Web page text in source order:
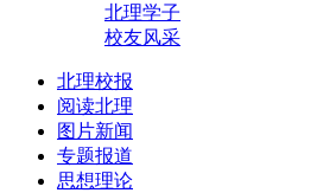
北理学子
校友风采
北理校报
阅读北理
图片新闻
专题报道
思想理论